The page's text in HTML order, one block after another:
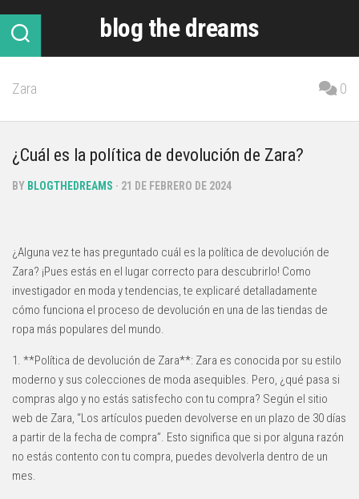
content
blog the dreams
Zara 0
¿Cuál es la política de devolución de Zara?
BY BLOGTHEDREAMS · 21 DE FEBRERO DE 2024
¿Alguna vez te has preguntado cuál es la política de devolución de
Zara? ¡Pues estás en el lugar correcto para descubrirlo! Como
investigador en moda y tendencias, te explicaré detalladamente
cómo funciona el proceso de devolución en una de las tiendas de
ropa más populares del mundo.
1. **Política de devolución de Zara**: Zara es conocida por su estilo
moderno y sus colecciones de moda asequibles. Pero, ¿qué pasa si
compras algo y no estás satisfecho con tu compra? Según el sitio
web de Zara, “Los artículos pueden devolverse en un plazo de 30 días
a partir de la fecha de compra”. Esto significa que si por alguna razón
no estás contento con tu compra, puedes devolverla dentro de un
mes.